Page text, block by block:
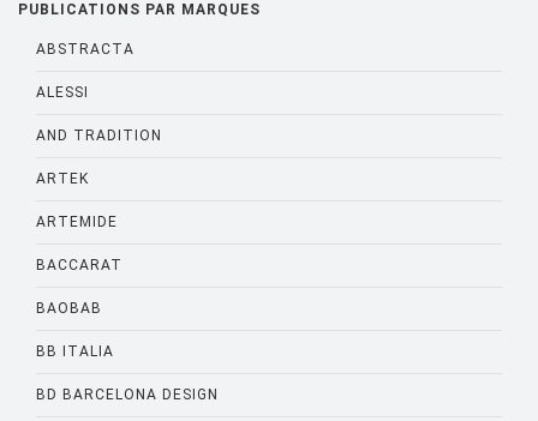
PUBLICATIONS PAR MARQUES
ABSTRACTA
ALESSI
AND TRADITION
ARTEK
ARTEMIDE
BACCARAT
BAOBAB
BB ITALIA
BD BARCELONA DESIGN